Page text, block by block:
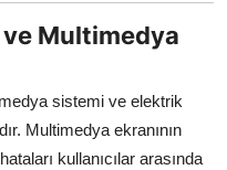
Multimedya
sistemi ve elektrik
Multimedya ekranının
kullanıcılar arasında